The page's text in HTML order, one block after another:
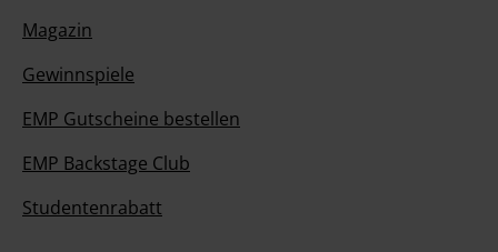
Magazin
Gewinnspiele
EMP Gutscheine bestellen
EMP Backstage Club
Studentenrabatt